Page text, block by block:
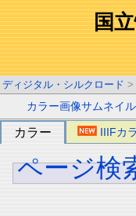
国
ディジタル・シルクロード >
カラー画像サムネイル
カラー IIIFカ
ページ検